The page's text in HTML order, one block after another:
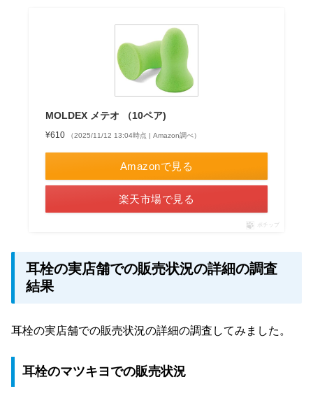
MOLDEX メテオ （10ペア)
¥610 （2025/11/12 13:04時点 | Amazon調べ）
Amazonで見る
楽天市場で見る
ポチップ
耳栓の実店舗での販売状況の詳細の調査
結果
耳栓の実店舗での販売状況の詳細の調査してみました。
耳栓のマツキヨでの販売状況